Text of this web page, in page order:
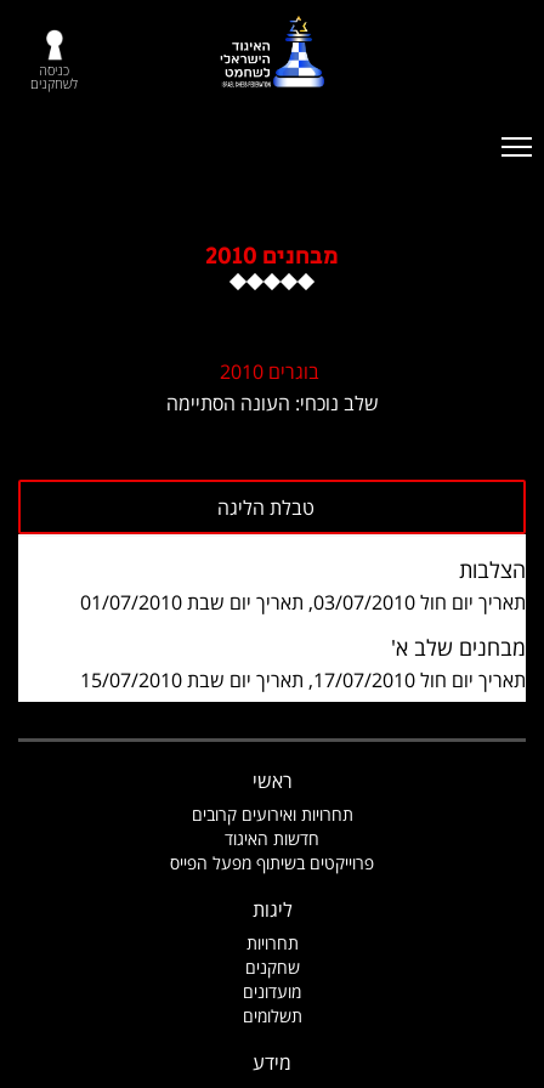
כניסה
לשחקנים
מבחנים 2010
בוגרים 2010
שלב נוכחי: העונה הסתיימה
הצלבות
תאריך יום חול 03/07/2010, תאריך יום שבת 01/07/2010
מבחנים שלב א'
תאריך יום חול 17/07/2010, תאריך יום שבת 15/07/2010
ראשי
תחרויות ואירועים קרובים
חדשות האיגוד
פרוייקטים בשיתוף מפעל הפייס
ליגות
תחרויות
שחקנים
מועדונים
תשלומים
מידע